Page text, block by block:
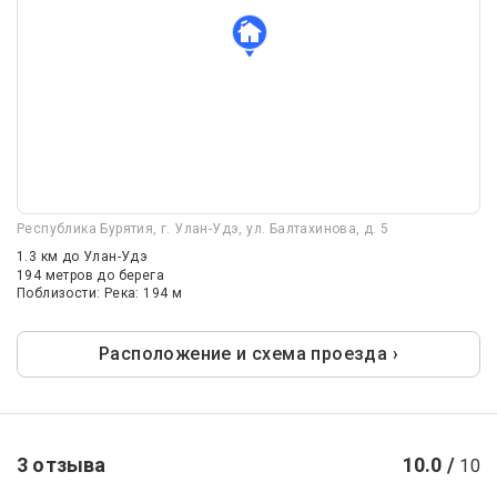
Республика Бурятия, г. Улан-Удэ, ул. Балтахинова, д. 5
1.3 км до Улан-Удэ
194 метров до берега
Поблизости: Река: 194 м
Расположение и схема проезда ›
3 отзыва 10.0 / 10